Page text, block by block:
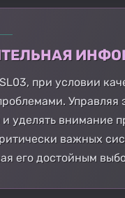
при условии
Управляя
уделять внимание
важных
его достойным